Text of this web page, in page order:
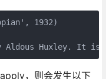
1932)
Aldous Huxley. It
，则会发生以下